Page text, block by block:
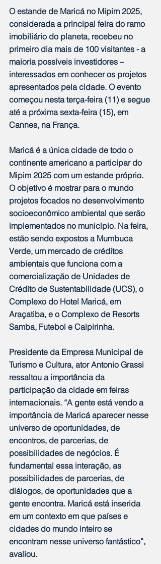
O estande de Maricá no Mipim 2025,
considerada a principal feira do ramo
imobiliário do planeta, recebeu no
primeiro dia mais de 100 visitantes - a
maioria possíveis investidores –
interessados em conhecer os projetos
apresentados pela cidade. O evento
começou nesta terça-feira (11) e segue
até a próxima sexta-feira (15), em
Cannes, na França.
Maricá é a única cidade de todo o
continente americano a participar do
Mipim 2025 com um estande próprio.
O objetivo é mostrar para o mundo
projetos focados no desenvolvimento
socioeconômico ambiental que serão
implementados no município. Na feira,
estão sendo expostos a Mumbuca
Verde, um mercado de créditos
ambientais que funciona com a
comercialização de Unidades de
Crédito de Sustentabilidade (UCS), o
Complexo do Hotel Maricá, em
Araçatiba, e o Complexo de Resorts
Samba, Futebol e Caipirinha.
Presidente da Empresa Municipal de
Turismo e Cultura, ator Antonio Grassi
ressaltou a importância da
participação da cidade em feiras
internacionais. “A gente está vendo a
importância de Maricá aparecer nesse
universo de oportunidades, de
encontros, de parcerias, de
possibilidades de negócios. É
fundamental essa interação, as
possibilidades de parcerias, de
diálogos, de oportunidades que a
gente encontra. Maricá está inserida
em um contexto em que países e
cidades do mundo inteiro se
encontram nesse universo fantástico”,
avaliou.